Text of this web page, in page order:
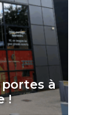
portes à
!